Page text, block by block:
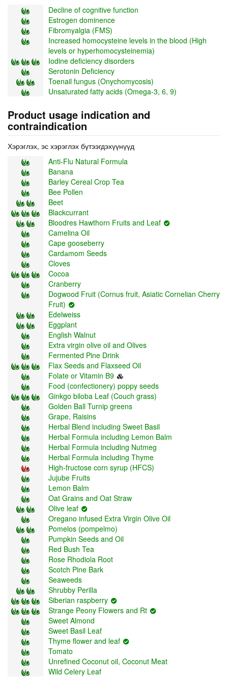
Decline of cognitive function
Estrogen dominence
Fibromyalgia (FMS)
Increased homocysteine levels in the blood (High
levels or hyperhomocysteinemia)
Iodine deficiency disorders
Serotonin Deficiency
Toenail fungus (Onychomycosis)
Unsaturated fatty acids (Omega-3, 6, 9)
Product usage indication and
contraindication
Хэрэглэх, эс хэрэглэх бүтээгдэхүүнүүд
Anti-Flu Natural Formula
Banana
Barley Cereal Crop Tea
Bee Pollen
Beet
Blackcurrant
Bloodres Hawthorn Fruits and Leaf
Camelina Oil
Cape gooseberry
Cardаmom Seeds
Cloves
Cocoa
Cranberry
Dogwood Fruit (Cornus fruit, Asiatic Cornelian Cherry
Fruit)
Edelweiss
Eggplant
English Walnut
Extra virgin olive oil and Olives
Fermented Pine Drink
Flax Seeds and Flaxseed Oil
Folate or Vitamin B9
Food (confectionery) poppy seeds
Ginkgo biloba Leaf (Couch grass)
Golden Ball Turnip greens
Grape, Raisins
Herbal Blend including Sweet Basil
Herbal Formula including Lemon Balm
Herbal Formula including Nutmeg
Herbal Formula including Thyme
High-fructose corn syrup (HFCS)
Jujube Fruits
Lemon Balm
Oat Grains and Oat Straw
Olive leaf
Oregano infused Extra Virgin Olive Oil
Pomelos (pompelmo)
Pumpkin Seeds and Oil
Red Bush Tea
Rose Rhodiola Root
Scotch Pine Bark
Seaweeds
Shrubby Perilla
Siberian raspberry
Strange Peony Flowers and Rt
Sweet Almond
Sweet Basil Leaf
Thyme flower and leaf
Tomato
Unrefined Coconut oil, Coconut Meat
Wild Celery Leaf